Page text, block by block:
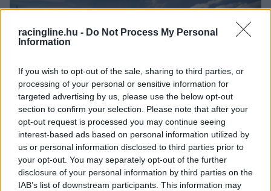
racingline.hu - Do Not Process My Personal
Information
If you wish to opt-out of the sale, sharing to third parties, or
processing of your personal or sensitive information for
targeted advertising by us, please use the below opt-out
section to confirm your selection. Please note that after your
opt-out request is processed you may continue seeing
interest-based ads based on personal information utilized by
us or personal information disclosed to third parties prior to
your opt-out. You may separately opt-out of the further
disclosure of your personal information by third parties on the
IAB’s list of downstream participants. This information may
RALI / 2026. JÚN. 1.
Két magyar a dobogón a hazai
Európa-bajnoki futamon
A Nyirádon megrendezett ralikrossz Európa-bajnoki futamon